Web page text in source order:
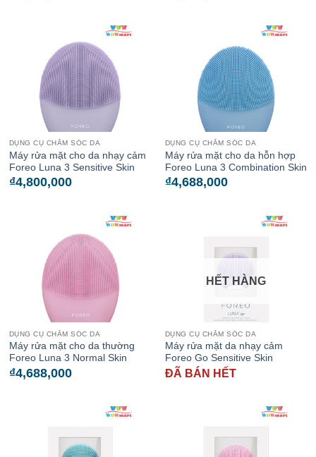
DỤNG CỤ CHĂM SÓC DA
Máy rửa mặt cho da nhạy cảm
Foreo Luna 3 Sensitive Skin
₫4,800,000
DỤNG CỤ CHĂM SÓC DA
Máy rửa mặt cho da hỗn hợp
Foreo Luna 3 Combination Skin
₫4,688,000
DỤNG CỤ CHĂM SÓC DA
Máy rửa mặt cho da thường
Foreo Luna 3 Normal Skin
₫4,688,000
HẾT HÀNG
DỤNG CỤ CHĂM SÓC DA
Máy rửa mặt da nhạy cảm
Foreo Go Sensitive Skin
ĐÃ BÁN HẾT